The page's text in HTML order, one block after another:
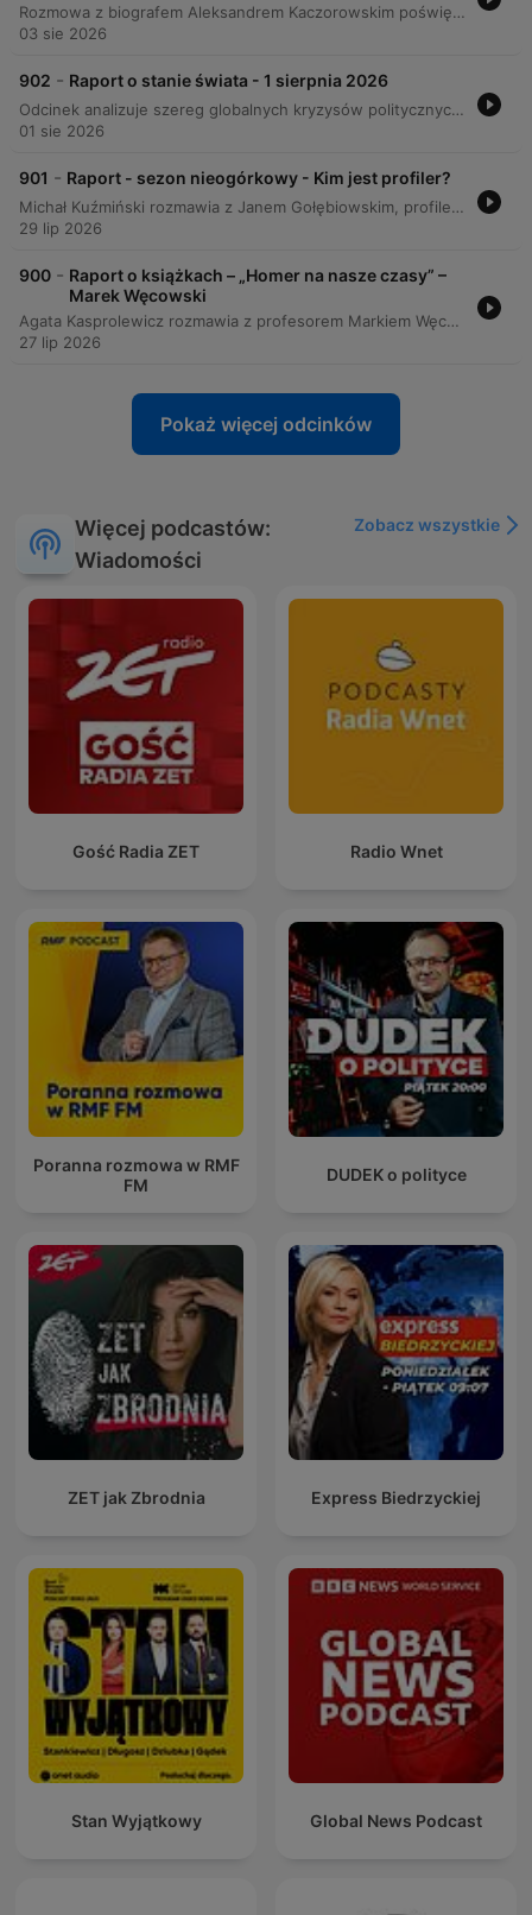
Rozmowa z biografem Aleksandrem Kaczorowskim poświęcona życiu i twórczości Milana Kundery. Autor analizuje rolę pisarza jako intelektualisty, który przesunął mentalną granicę między Wschodem a Zachodem, stając się ambasadorem kultury czeskiej oraz tłumaczem środkowoeuropejskiej tożsamości. Omawiane są złożone relacje Kundery z systemem komunistycznym, proces jego emigracji do Francji oraz wpływ postaci ojca i żony, Wiery Kunderowej, na jego proces twórczy. Dyskusja obejmuje również polityczne dylematy pisarza, jego postawę wobec wydarzeń roku 1968 oraz znaczenie eseju „Zachód porwany” w definiowaniu Europy Środkowej.
03 sie 2026
902 - Raport o stanie świata - 1 sierpnia 2026
Odcinek analizuje szereg globalnych kryzysów politycznych i społecznych, zaczynając od sytuacji w hiszpańskiej enklawie Ceuta, gdzie masowa migracja może być elementem wojny hybrydowej prowadzonej przez Maroko. W dalszej części program przygląda się zagrożeniom wewnętrznym w Niemczech, w tym radykalizacji i terroryzmowi, oraz rosnącej skali cyberprzestępczości. Przegląd obejmuje także analizę politycznej niestabilności w Wielkiej Brytanii pod rządami Andy'ego Burnhama oraz mechanizmów represji wobec rosyjskiej emigracji. Całość zamyka głęboka dyskusja na temat ewolucji syjonizmu i tragicznej sytuacji humanitarnej w Gazie, gdzie prof. Omer Bartow ostrzega przed ryzykiem ludobójstwa.
01 sie 2026
901 - Raport - sezon nieogórkowy - Kim jest profiler?
Michał Kuźmiński rozmawia z Janem Gołębiowskim, profilerem i psychologiem kryminalnym, na temat mechanizmów niepoczytalności oraz metod rekonstrukcji stanu psychicznego sprawcy. Rozmowa analizuje procesy badawcze biegłych, różnicę między strachem a lękiem oraz wpływ mediów społecznościowych na odbiór głośnych zbrodni w Polsce. Goście omawiają przypadki Maksymiliana F., Stefana Wilmonta oraz Kajetana P., przyglądając się problematyce motywacji urojeniowej i systemowej izolacji osób niepoczytalnych. Dyskusja porusza również kwestie różnic między więzieniem a szpitalem psychiatrycznym, społeczną odpowiedzialność za reagowanie na agresję oraz naukowe podstawy pracy profilera kryminalnego.
29 lip 2026
900 - Raport o książkach – „Homer na nasze czasy” –
Marek Węcowski
Agata Kasprolewicz rozmawia z profesorem Markiem Węcowskim o nowej książce „Homer na nasze czasy” oraz filmowej interpretacji Odysei w reżyserii Christophera Nolana. Rozmówcy analizują, jak współczesne spory o interpretację mitu nawiązują do starożytnych tradycji krytycznych i dekonstrukcji ideału herosa. Dyskusja obejmuje motywy toksycznego przywództwa, migracji oraz konfliktu między jednostką a wspólnotą, łącząc antyczne greckie polis z wyzwaniami współczesności. Eksperci wskazują na koncepcję zbiorowego geniuszu oraz niezmienność motywów literackich mimo upływu wieków.
27 lip 2026
Pokaż więcej odcinków
Więcej podcastów:
Wiadomości
Zobacz wszystkie
Gość Radia ZET Radio Wnet
Poranna rozmowa w RMF
FM
DUDEK o polityce
ZET jak Zbrodnia Express Biedrzyckiej
Stan Wyjątkowy Global News Podcast